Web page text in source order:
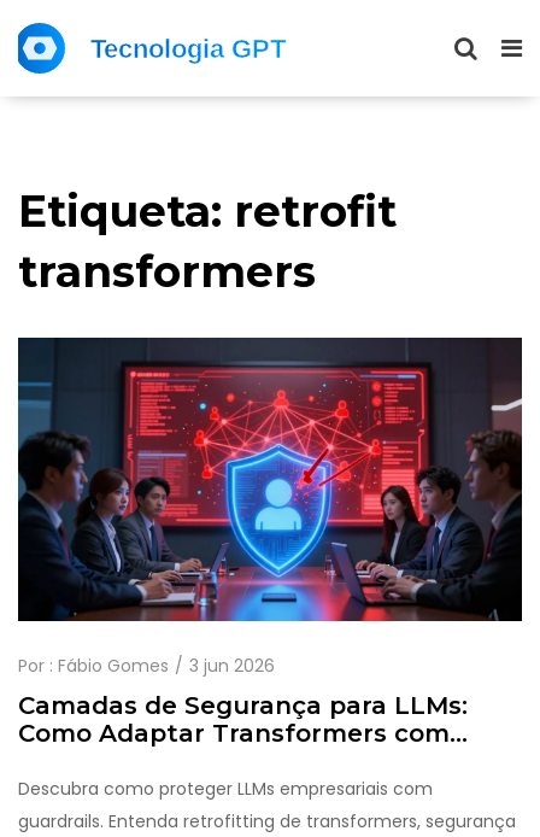
Etiqueta: retrofit
transformers
Por : Fábio Gomes 3 jun 2026
Camadas de Segurança para LLMs:
Como Adaptar Transformers com
Descubra como proteger LLMs empresariais com
guardrails. Entenda retrofitting de transformers, segurança